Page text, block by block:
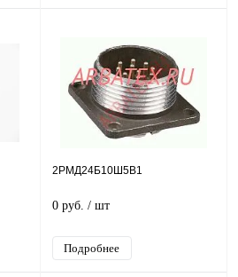
2РМД24Б10Ш5В1
0 руб. / шт
Подробнее